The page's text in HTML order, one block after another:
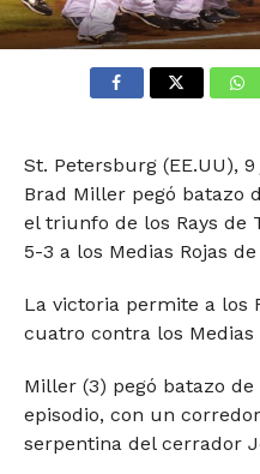
St. Petersburg (EE.UU),
Brad Miller pegó batazo
el triunfo de los Rays de
5-3 a los Medias Rojas
La victoria permite a los
cuatro contra los Medias
Miller (3) pegó batazo
episodio, con un
serpentina del cerrador